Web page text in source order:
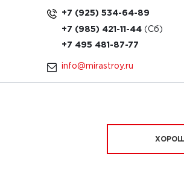
+7 (925) 534-64-89
+7 (985) 421-11-44
+7 495 481-87-77
info@mirastroy.ru
характер и ни при каких